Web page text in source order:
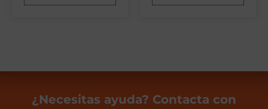
¿Necesitas ayuda? Contacta con